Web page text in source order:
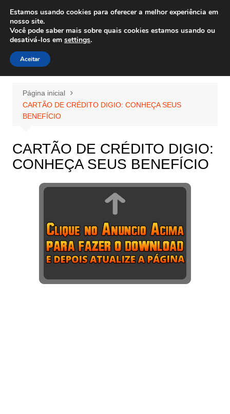
para
conteúdo
Wiley Wales
corais algas e vida marinha
Página inicial
CARTÃO DE CRÉDITO DIGIO: CONHEÇA SEUS
BENEFÍCIO
CARTÃO DE CRÉDITO DIGIO:
CONHEÇA SEUS BENEFÍCIO
Estamos usando cookies para oferecer a melhor experiência em
nosso site.
Você pode saber mais sobre quais cookies estamos usando ou
desativá-los em settings.
Aceitar